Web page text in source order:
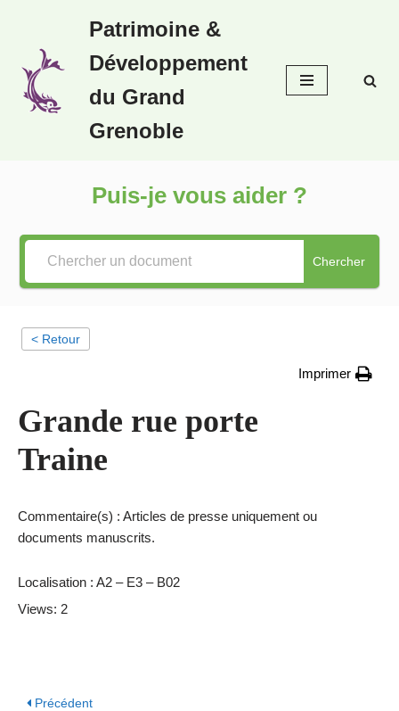
au
contenu
Patrimoine &
Développement
du Grand
Grenoble
Puis-je vous aider ?
Chercher
< Retour
Imprimer
Grande rue porte
Traine
Commentaire(s) : Articles de presse uniquement ou
documents manuscrits.
Localisation : A2 – E3 – B02
Views: 2
Précédent